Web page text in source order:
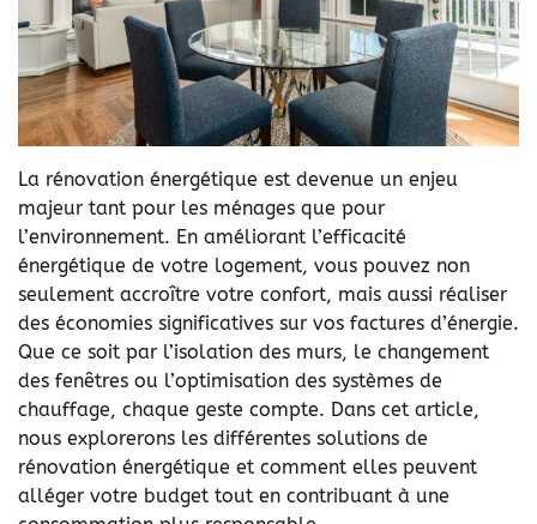
La rénovation énergétique est devenue un enjeu
majeur tant pour les ménages que pour
l’environnement. En améliorant l’efficacité
énergétique de votre logement, vous pouvez non
seulement accroître votre confort, mais aussi réaliser
des économies significatives sur vos factures d’énergie.
Que ce soit par l’isolation des murs, le changement
des fenêtres ou l’optimisation des systèmes de
chauffage, chaque geste compte. Dans cet article,
nous explorerons les différentes solutions de
rénovation énergétique et comment elles peuvent
alléger votre budget tout en contribuant à une